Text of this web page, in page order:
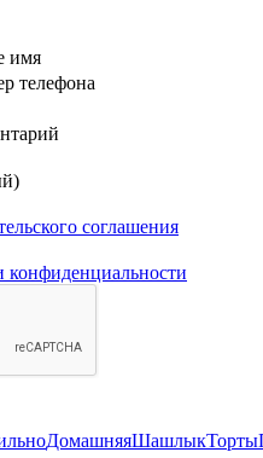
имя
телефона
соглашения
конфиденциальности
ДомашняяШашлыкТорты